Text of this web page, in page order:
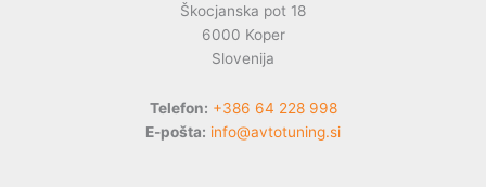
Škocjanska pot 18
6000 Koper
Slovenija
Telefon: +386 64 228 998
E-pošta: info@avtotuning.si